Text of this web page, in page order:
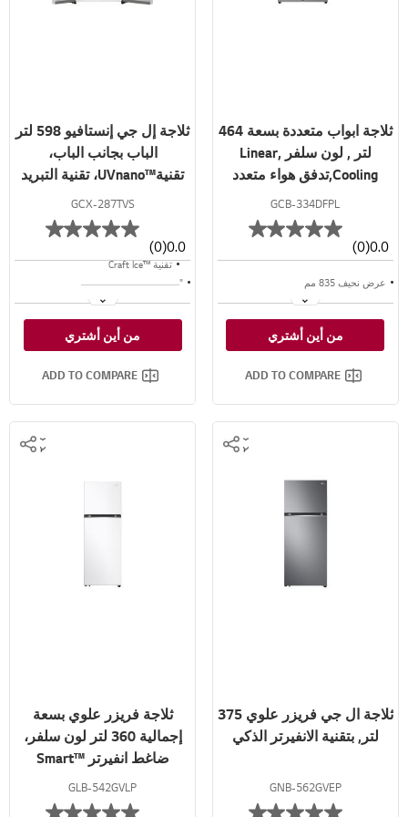
ثلاجة ابواب متعددة بسعة 464
لتر , لون سلفر ,Linear
Cooling,تدفق هواء متعدد
GCB-334DFPL
0.0
(0)
عرض نحيف 835 مم
تدفق هواء متعدد
من أين أشتري
ADD TO COMPARE
ثلاجة إل جي إنستافيو 598 لتر
الباب بجانب الباب،
تقنية™UVnano، تقنية التبريد
سلفر
GCX-287TVS
0.0
(0)
"
تقنية ™Craft Ice
تقنية ™⁺DoorCooling
من أين أشتري
ADD TO COMPARE
ثلاجة ال جي فريزر علوي 375
لتر, بتقنية الانفيرتر الذكي
GNB-562GVEP
ثلاجة فريزر علوي بسعة
إجمالية 360 لتر لون سلفر،
ضاغط انفيرتر ™Smart
Inverter
GLB-542GVLP